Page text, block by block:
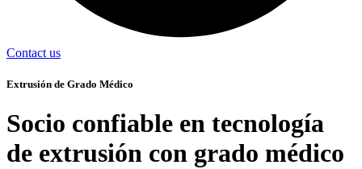
Contact us
Extrusión de Grado Médico
Socio confiable en tecnología
de extrusión con grado médico